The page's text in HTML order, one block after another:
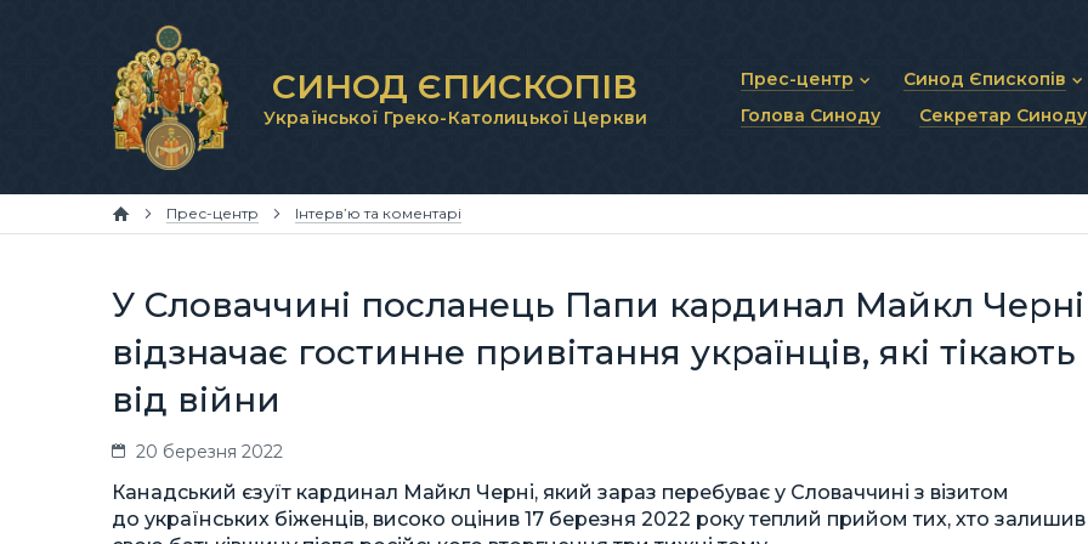
СИНОД ЄПИСКОПІВ
Української Греко-Католицької Церкви
Прес-центр
Новини та анонси
Синод Єпископів
Статут Синоду
Синодальні органи
Голова Синоду Секретар Синоду
Прес-центр Інтерв’ю та коментарі
У Словаччині посланець Папи кардинал Майкл Черні
відзначає гостинне привітання українців, які тікають
від війни
20 березня 2022
Канадський єзуїт кардинал Майкл Черні, який зараз перебуває у Словаччині з візитом
до українських біженців, високо оцінив 17 березня 2022 року теплий прийом тих, хто залишив